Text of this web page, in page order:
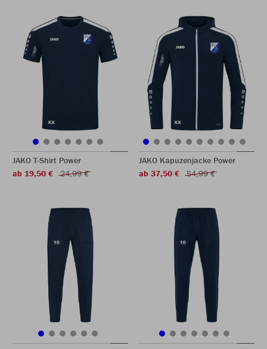
JAKO T-Shirt Power
ab 19,50 €
24,99 €
JAKO Kapuzenjacke Power
ab 37,50 €
54,99 €